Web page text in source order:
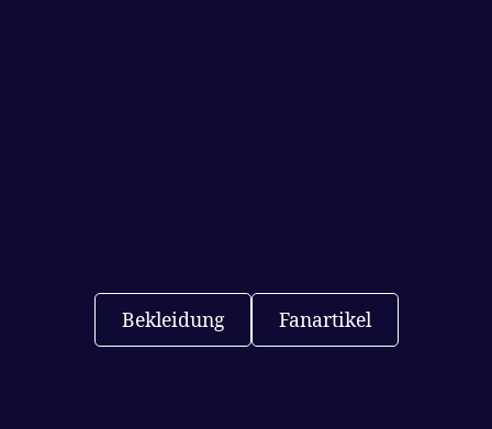
Bekleidung Fanartikel